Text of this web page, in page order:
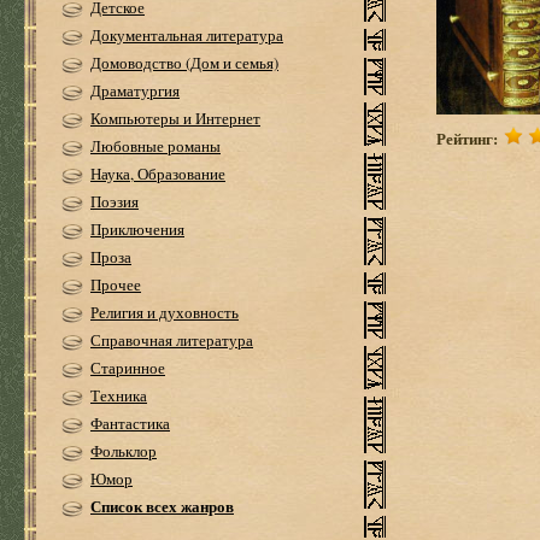
Детское
Документальная литература
Домоводство (Дом и семья)
Драматургия
Компьютеры и Интернет
Любовные романы
Наука, Образование
Поэзия
Приключения
Проза
Прочее
Религия и духовность
Справочная литература
Старинное
Техника
Фантастика
Фольклор
Юмор
Список всех жанров
Рейтинг: